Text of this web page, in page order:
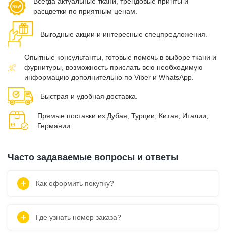
расцветки по приятным ценам.
Выгодные акции и интересные спецпредложения.
Опытные консультанты, готовые помочь в выборе ткани и
фурнитуры, возможность прислать всю необходимую
информацию дополнительно по Viber и WhatsApp.
Быстрая и удобная доставка.
Прямые поставки из Дубая, Турции, Китая, Италии,
Германии.
Часто задаваемые вопросы и ответы
Как оформить покупку?
Где узнать номер заказа?